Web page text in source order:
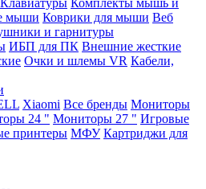
Клавиатуры Комплекты мышь и
мыши Коврики для мыши Веб
и гарнитуры
ИБП для ПК Внешние жесткие
Очки и шлемы VR Кабели,
Xiaomi Все бренды Мониторы
24 " Мониторы 27 " Игровые
принтеры МФУ Картриджи для